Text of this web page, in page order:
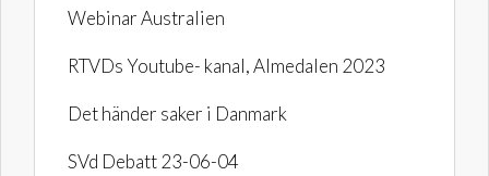
Webinar Australien
RTVDs Youtube- kanal, Almedalen 2023
Det händer saker i Danmark
SVd Debatt 23-06-04